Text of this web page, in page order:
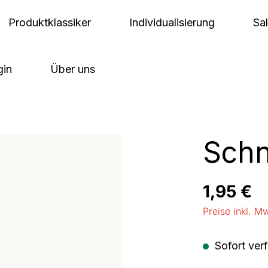
Produktklassiker Individualisierung
Über uns
Regulärer
1,95 €
Preise inkl.
Sofort